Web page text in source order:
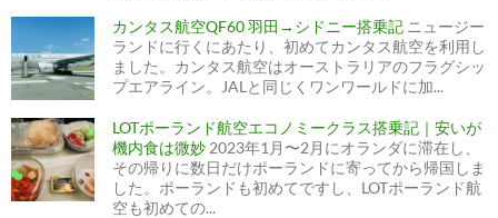
カンタス航空QF60 羽田→シドニー搭乗記 ニュージー
ランドに行くにあたり、初めてカンタス航空を利用し
ました。カンタス航空はオーストラリアのフラグシッ
プエアライン。JALと同じくワンワールドに加...
LOTポーランド航空エコノミークラス搭乗記｜安いが
機内食は微妙 2023年1月〜2月にオランダに滞在し、
その帰りに数日だけポーランドに寄ってから帰国しま
した。ポーランドも初めてですし、LOTポーランド航
空も初めての...